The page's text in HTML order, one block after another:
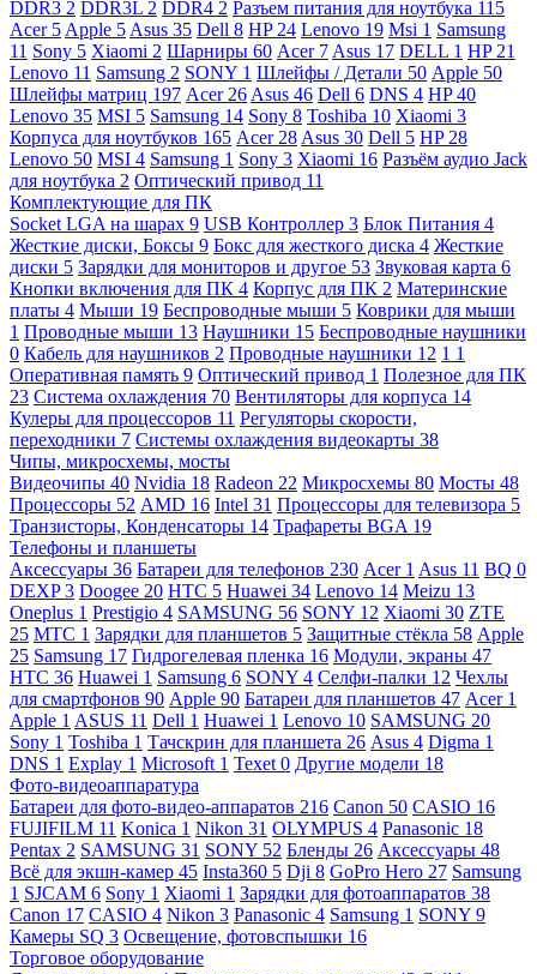
DDR3 2 DDR3L 2 DDR4 2 Разъем питания для ноутбука 115
Acer 5 Apple 5 Asus 35 Dell 8 HP 24 Lenovo 19 Msi 1 Samsung
11 Sony 5 Xiaomi 2 Шарниры 60 Acer 7 Asus 17 DELL 1 HP 21
Lenovo 11 Samsung 2 SONY 1 Шлейфы / Детали 50 Apple 50
Шлейфы матриц 197 Acer 26 Asus 46 Dell 6 DNS 4 HP40
Lenovo 35 MSI 5 Samsung 14 Sony 8 Toshiba 10 Xiaomi 3
Корпуса для ноутбуков 165 Acer 28 Asus 30 Dell 5 HP 28
Lenovo 50 MSI 4 Samsung 1 Sony 3 Xiaomi 16 Разъём аудио Jack
для ноутбука 2 Оптический привод 11
Комплектующие для ПК
Socket LGA на шарах 9 USB Контроллер 3 Блок Питания 4
Жесткие диски, Боксы 9 Бокс для жесткого диска 4 Жесткие
диски 5 Зарядки для мониторов и другое 53 Звуковая карта 6
Кнопки включения для ПК 4 Корпус для ПК 2 Материнские
платы 4 Мыши 19 Беспроводные мыши 5 Коврики для мыши
1 Проводные мыши 13 Наушники 15 Беспроводные наушники
0 Кабель для наушников 2 Проводные наушники 12 1 1
Оперативная память 9 Оптический привод 1 Полезное для ПК
23 Система охлаждения 70 Вентиляторы для корпуса 14
Кулеры для процессоров 11 Регуляторы скорости,
переходники 7 Системы охлаждения видеокарты 38
Чипы, микросхемы, мосты
Видеочипы 40 Nvidia 18 Radeon 22 Микросхемы 80 Мосты 48
Процессоры 52 AMD 16 Intel 31 Процессоры для телевизора 5
Транзисторы, Конденсаторы 14 Трафареты BGA 19
Телефоны и планшеты
Аксессуары 36 Батареи для телефонов 230 Acer 1 Asus 11 BQ 0
DEXP3 Doogee 20 HTC 5 Huawei 34 Lenovo 14 Meizu 13
Oneplus 1 Prestigio 4 SAMSUNG 56 SONY 12 Xiaomi 30 ZTE
25 МТС 1 Зарядки для планшетов 5 Защитные стёкла 58 Apple
25 Samsung 17 Гидрогелевая пленка 16 Модули, экраны 47
HTC 36 Huawei 1 Samsung 6 SONY 4 Селфи-палки 12 Чехлы
для смартфонов 90 Apple 90 Батареи для планшетов 47 Acer 1
Apple 1 ASUS 11 Dell 1 Huawei 1 Lenovo 10 SAMSUNG 20
Sony 1 Toshiba 1 Тачскрин для планшета 26 Asus 4 Digma 1
DNS 1 Explay 1 Microsoft 1 Texet 0 Другие модели 18
Фото-видеоаппаратура
Батареи для фото-видео-аппаратов 216 Canon 50 CASIO 16
FUJIFILM 11 Konica 1 Nikon 31 OLYMPUS 4 Panasonic 18
Pentax 2 SAMSUNG 31 SONY 52 Бленды 26 Аксессуары 48
Всё для экшн-камер 45 Insta360 5 Dji 8 GoPro Hero 27 Samsung
1 SJCAM 6 Sony 1 Xiaomi 1 Зарядки для фотоаппаратов 38
Canon 17 CASIO 4 Nikon 3 Panasonic 4 Samsung 1 SONY 9
Камеры SQ 3 Освещение, фотовспышки 16
Торговое оборудование